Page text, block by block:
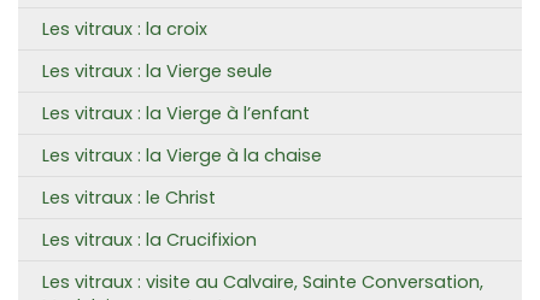
Les vitraux : la croix
Les vitraux : la Vierge seule
Les vitraux : la Vierge à l’enfant
Les vitraux : la Vierge à la chaise
Les vitraux : le Christ
Les vitraux : la Crucifixion
Les vitraux : visite au Calvaire, Sainte Conversation,